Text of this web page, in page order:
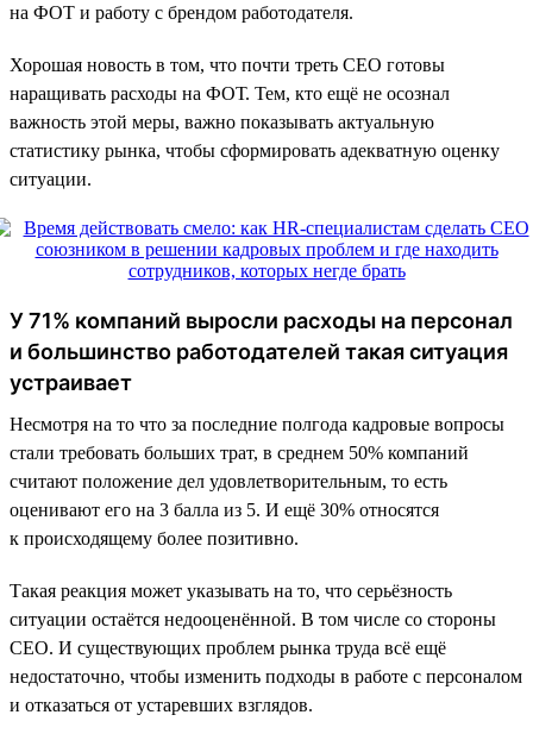
на ФОТ и работу с брендом работодателя.
Хорошая новость в том, что почти треть CEO готовы
наращивать расходы на ФОТ. Тем, кто ещё не осознал
важность этой меры, важно показывать актуальную
статистику рынка, чтобы сформировать адекватную оценку
ситуации.
У 71% компаний выросли расходы на персонал
и большинство работодателей такая ситуация
устраивает
Несмотря на то что за последние полгода кадровые вопросы
стали требовать больших трат, в среднем 50% компаний
считают положение дел удовлетворительным, то есть
оценивают его на 3 балла из 5. И ещё 30% относятся
к происходящему более позитивно.
Такая реакция может указывать на то, что серьёзность
ситуации остаётся недооценённой. В том числе со стороны
CEO. И существующих проблем рынка труда всё ещё
недостаточно, чтобы изменить подходы в работе с персоналом
и отказаться от устаревших взглядов.